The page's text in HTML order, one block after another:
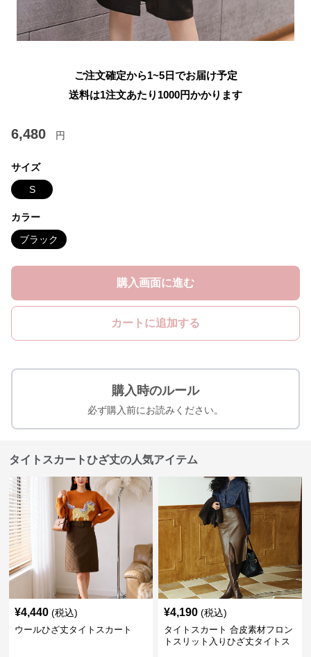
ご注文確定から1~5日でお届け予定
送料は1注文あたり 1000円かかります
6,480 円
サイズ
S
カラー
ブラック
購入画面に進む
カートに追加する
購入時のルール
必ず購入前にお読みください。
タイトスカートひざ丈の人気アイテム
¥4,440 (税込)
ウールひざ丈タイトスカート
¥4,190 (税込)
タイトスカート 合皮素材フロン
トスリット入りひざ丈タイトス